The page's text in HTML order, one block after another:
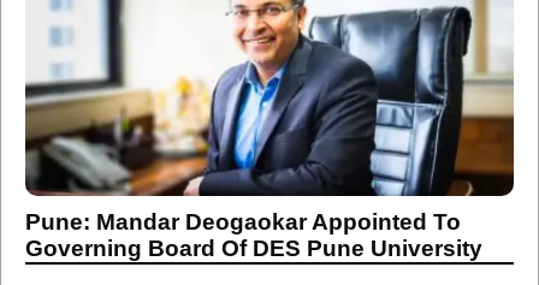
Pune: Mandar Deogaokar Appointed To
Governing Board Of DES Pune University